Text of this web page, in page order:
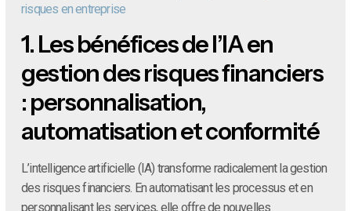
risques en entreprise
1.Les bénéfices de l’IA en
gestion des risques financiers
: personnalisation,
automatisation et conformité
L’intelligence artificielle (IA) transforme radicalement la gestion
des risques financiers. En automatisant les processus et en
personnalisant les services, elle offre de nouvelles